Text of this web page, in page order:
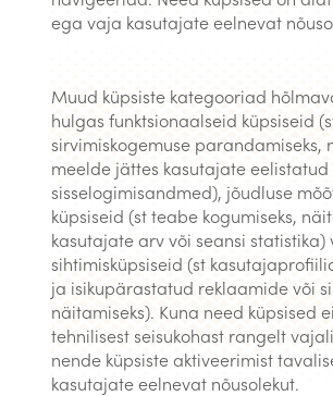
ega vaja kasutajate eelnevat
Muud küpsiste kategooriad
hulgas funktsionaalseid küpsiseid
sirvimiskogemuse parandamiseks,
meelde jättes kasutajate eelistatud
sisselogimisandmed), jõudluse
küpsiseid (st teabe kogumiseks,
kasutajate arv või seansi statistika)
sihtimisküpsiseid (st
ja isikupärastatud reklaamide või
näitamiseks). Kuna need küpsised
tehnilisest seisukohast rangelt
nende küpsiste aktiveerimist
kasutajate eelnevat nõusolekut.